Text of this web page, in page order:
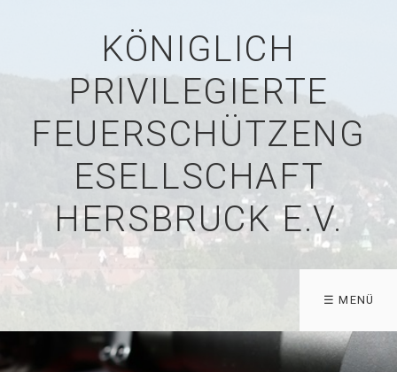
KÖNIGLICH
PRIVILEGIERTE
FEUERSCHÜTZENG
ESELLSCHAFT
HERSBRUCK E.V.
☰ MENÜ